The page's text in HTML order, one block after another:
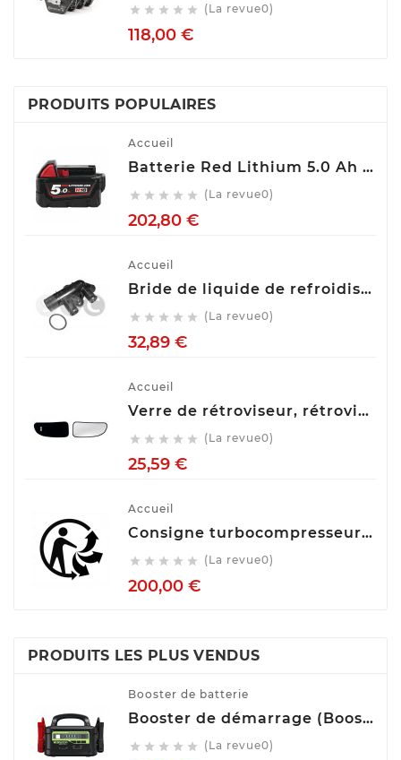
     (La revue0)
118,00 €Prix
PRODUITS POPULAIRES
Accueil
Batterie Red Lithium 5.0 Ah M18™ M18 B5 Milwaukee 4932430483
     (La revue0)
202,80 €Prix
Accueil
Bride de liquide de refroidissement STC T403544
     (La revue0)
32,89 €Prix
Accueil
Verre de rétroviseur, rétroviseur extérieur glace SPILU 10592
     (La revue0)
25,59 €Prix
Accueil
Consigne turbocompresseur echange standart
     (La revue0)
200,00 €Prix
PRODUITS LES PLUS VENDUS
Booster de batterie
Booster de démarrage (Booster de batterie) YESPER MONSTER START P1
     (La revue0)